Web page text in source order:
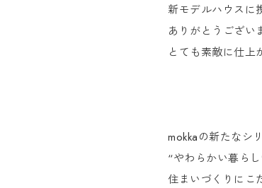
新モデルハウスに
ありがとうござい
とても素敵に仕上
mokkaの新たなシ
“やわらかい暮ら
住まいづくりにこ